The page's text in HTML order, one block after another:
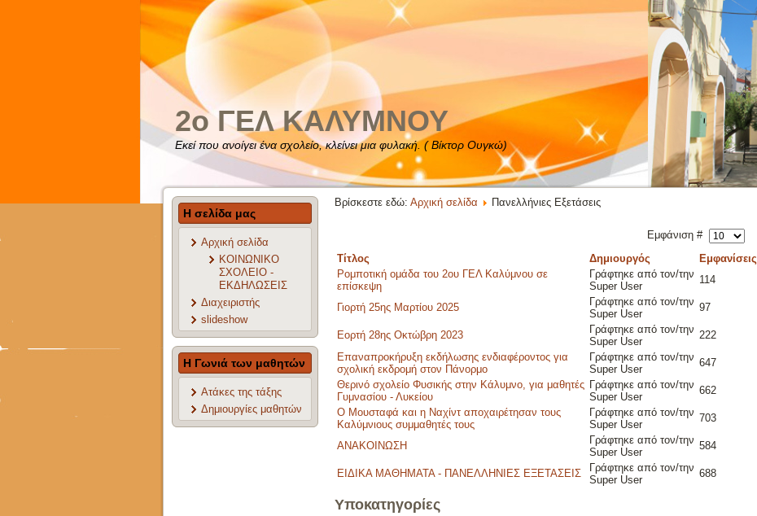
2o ΓΕΛ ΚΑΛΥΜΝΟΥ
Εκεί που ανοίγει ένα σχολείο, κλείνει μια φυλακή. ( Βίκτορ Ουγκώ)
Η σελίδα μας
Αρχική σελίδα
ΚΟΙΝΩΝΙΚΟ
ΣΧΟΛΕΙΟ -
ΕΚΔΗΛΩΣΕΙΣ
Διαχειριστής
slideshow
Η Γωνιά των μαθητών
Ατάκες της τάξης
Δημιουργίες μαθητών
Βρίσκεστε εδώ: Αρχική σελίδα Πανελλήνιες Εξετάσεις
Εμφάνιση #
Τίτλος
Δημιουργός
Εμφανίσεις
Ρομποτική ομάδα του 2ου ΓΕΛ Καλύμνου σε
επίσκεψη
Γράφτηκε από τον/την
Super User
114
Γιορτή 25ης Μαρτίου 2025
Γράφτηκε από τον/την
Super User
97
Εορτή 28ης Οκτώβρη 2023
Γράφτηκε από τον/την
Super User
222
Επαναπροκήρυξη εκδήλωσης ενδιαφέροντος για
σχολική εκδρομή στον Πάνορμο
Γράφτηκε από τον/την
Super User
647
Θερινό σχολείο Φυσικής στην Κάλυμνο, για μαθητές
Γυμνασίου - Λυκείου
Γράφτηκε από τον/την
Super User
662
O Μουσταφά και η Ναχίντ αποχαιρέτησαν τους
Καλύμνιους συμμαθητές τους
Γράφτηκε από τον/την
Super User
703
ΑΝΑΚΟΙΝΩΣΗ
Γράφτηκε από τον/την
Super User
584
ΕΙΔΙΚΑ ΜΑΘΗΜΑΤΑ - ΠΑΝΕΛΛΗΝΙΕΣ ΕΞΕΤΑΣΕΙΣ
Γράφτηκε από τον/την
Super User
688
Υποκατηγορίες